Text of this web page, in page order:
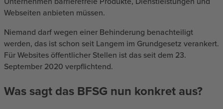
Webseiten anbieten müssen.
Niemand darf wegen einer Behinderung benachteiligt
werden, das ist schon seit Langem im Grundgesetz verankert.
Für Websites öffentlicher Stellen ist das seit dem 23.
September 2020 verpflichtend.
Was sagt das BFSG nun konkret aus?